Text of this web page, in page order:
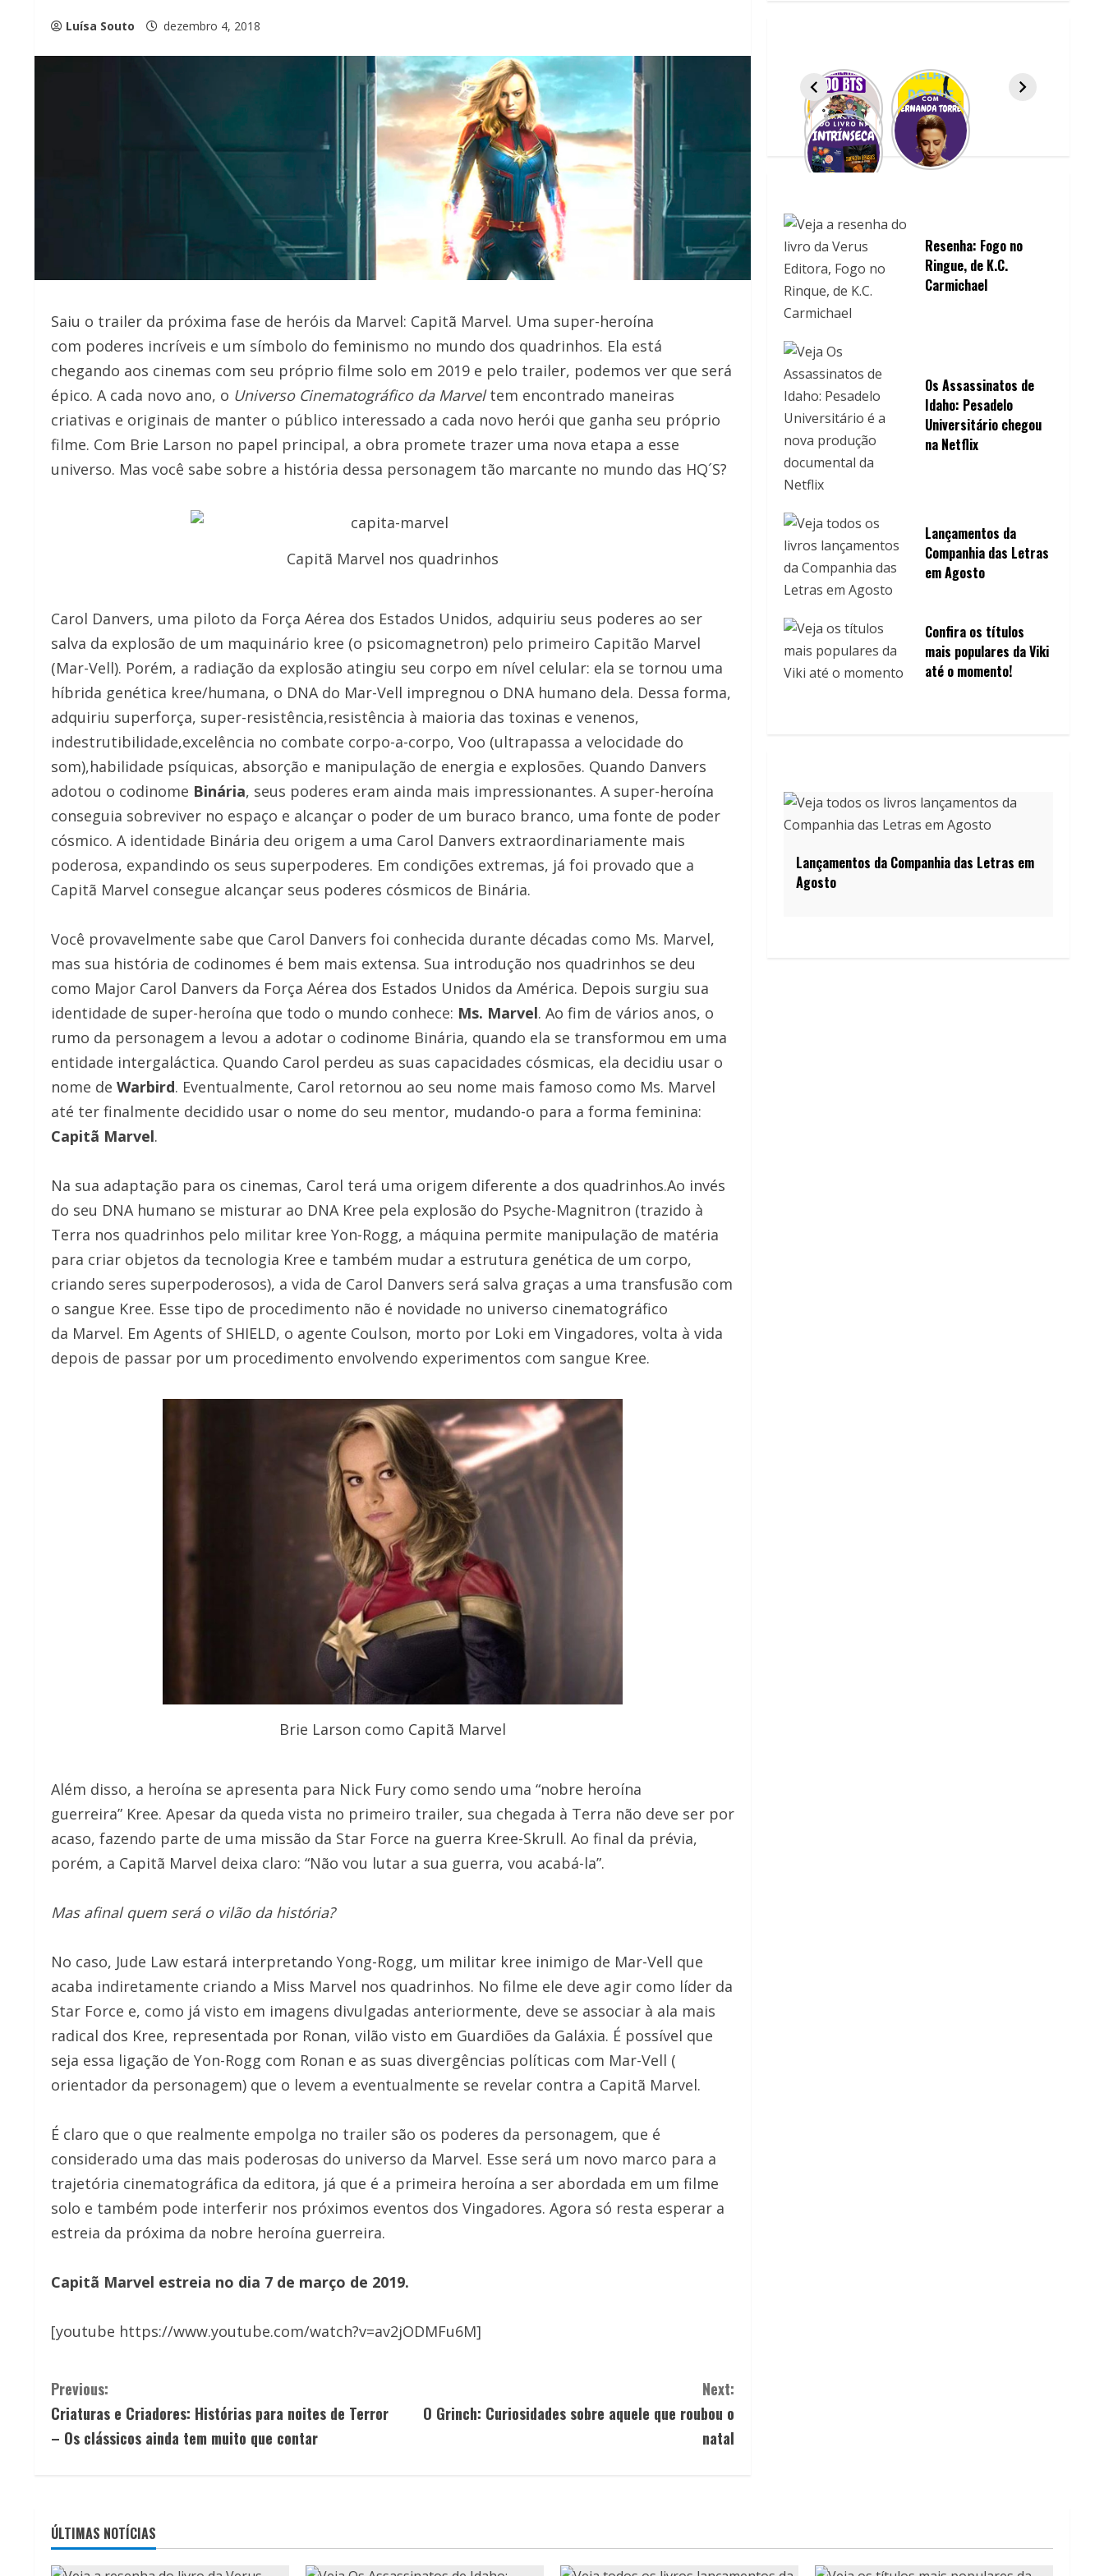
Luísa Souto dezembro 4, 2018
Saiu o trailer da próxima fase de heróis da Marvel: Capitã Marvel. Uma super-heroína
com poderes incríveis e um símbolo do feminismo no mundo dos quadrinhos. Ela está
chegando aos cinemas com seu próprio filme solo em 2019 e pelo trailer, podemos ver que será
épico. A cada novo ano, o Universo Cinematográfico da Marveltem encontrado maneiras
criativas e originais de manter o público interessado a cada novo herói que ganha seu próprio
filme. Com Brie Larson no papel principal, a obra promete trazer uma nova etapa a esse
universo. Mas você sabe sobre a história dessa personagem tão marcante no mundo das HQ´S?
Capitã Marvel nos quadrinhos
Carol Danvers, uma piloto da Força Aérea dos Estados Unidos, adquiriu seus poderes ao ser
salva da explosão de um maquinário kree (o psicomagnetron) pelo primeiro Capitão Marvel
(Mar-Vell). Porém, a radiação da explosão atingiu seu corpo em nível celular: ela se tornou uma
híbrida genética kree/humana, o DNA do Mar-Vell impregnou o DNA humano dela. Dessa forma,
adquiriu superforça, super-resistência,resistência à maioria das toxinas e venenos,
indestrutibilidade,excelência no combate corpo-a-corpo, Voo (ultrapassa a velocidade do
som),habilidade psíquicas, absorção e manipulação de energia e explosões. Quando Danvers
adotou o codinome Binária, seus poderes eram ainda mais impressionantes. A super-heroína
conseguia sobreviver no espaço e alcançar o poder de um buraco branco, uma fonte de poder
cósmico. A identidade Binária deu origem a uma Carol Danvers extraordinariamente mais
poderosa, expandindo os seus superpoderes. Em condições extremas, já foi provado que a
Capitã Marvel consegue alcançar seus poderes cósmicos de Binária.
Você provavelmente sabe que Carol Danvers foi conhecida durante décadas como Ms. Marvel,
mas sua história de codinomes é bem mais extensa. Sua introdução nos quadrinhos se deu
como Major Carol Danvers da Força Aérea dos Estados Unidos da América. Depois surgiu sua
identidade de super-heroína que todo o mundo conhece: Ms. Marvel. Ao fim de vários anos, o
rumo da personagem a levou a adotar o codinome Binária, quando ela se transformou em uma
entidade intergaláctica. Quando Carol perdeu as suas capacidades cósmicas, ela decidiu usar o
nome de Warbird. Eventualmente, Carol retornou ao seu nome mais famoso como Ms. Marvel
até ter finalmente decidido usar o nome do seu mentor, mudando-o para a forma feminina:
Capitã Marvel.
Na sua adaptação para os cinemas, Carol terá uma origem diferente a dos quadrinhos.Ao invés
do seu DNA humano se misturar ao DNA Kree pela explosão do Psyche-Magnitron (trazido à
Terra nos quadrinhos pelo militar kree Yon-Rogg, a máquina permite manipulação de matéria
para criar objetos da tecnologia Kree e também mudar a estrutura genética de um corpo,
criando seres superpoderosos), a vida de Carol Danvers será salva graças a uma transfusão com
o sangue Kree. Esse tipo de procedimento não é novidade no universo cinematográfico
da Marvel. Em Agents of SHIELD, o agente Coulson, morto por Loki em Vingadores, volta à vida
depois de passar por um procedimento envolvendo experimentos com sangue Kree.
Brie Larson como Capitã Marvel
Além disso, a heroína se apresenta para Nick Fury como sendo uma “nobre heroína
guerreira” Kree. Apesar da queda vista no primeiro trailer, sua chegada à Terra não deve ser por
acaso, fazendo parte de uma missão da Star Force na guerra Kree-Skrull. Ao final da prévia,
porém, a Capitã Marvel deixa claro: “Não vou lutar a sua guerra, vou acabá-la”.
Mas afinal quem será o vilão da história?
No caso, Jude Law estará interpretando Yong-Rogg, um militar kree inimigo de Mar-Vell que
acaba indiretamente criando a Miss Marvel nos quadrinhos. No filme ele deve agir como líder da
Star Force e, como já visto em imagens divulgadas anteriormente, deve se associar à ala mais
radical dos Kree, representada por Ronan, vilão visto em Guardiões da Galáxia. É possível que
seja essa ligação de Yon-Rogg com Ronan e as suas divergências políticas com Mar-Vell (
orientador da personagem) que o levem a eventualmente se revelar contra a Capitã Marvel.
É claro que o que realmente empolga no trailer são os poderes da personagem, que é
considerado uma das mais poderosas do universo da Marvel. Esse será um novo marco para a
trajetória cinematográfica da editora, já que é a primeira heroína a ser abordada em um filme
solo e também pode interferir nos próximos eventos dos Vingadores. Agora só resta esperar a
estreia da próxima da nobre heroína guerreira.
Capitã Marvel estreia no dia 7 de março de 2019.
[youtube https://www.youtube.com/watch?v=av2jODMFu6M]
C
o
i
n
Previous:
Criaturas e Criadores: Histórias para noites de Terror
– Os clássicos ainda tem muito que contar
Next:
O Grinch: Curiosidades sobre aquele que roubou o
natal
Resenha: Fogo no
Ringue, de K.C.
Carmichael
Os Assassinatos de
Idaho: Pesadelo
Universitário chegou
na Netflix
Lançamentos da
Companhia das Letras
em Agosto
Confira os títulos
mais populares da Viki
até o momento!
Lançamentos da Companhia das Letras em
Agosto
ÚLTIMAS NOTÍCIAS